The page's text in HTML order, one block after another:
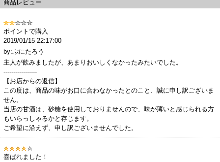
商品レビュー
ポイントで購入
2019/01/15 22:17:00
by:ぷにたろう
主人が飲みましたが、あまりおいしくなかったみたいでした。
-----------------
【お店からの返信】
この度は、商品の味がお口に合わなかったとのこと、誠に申し訳ございま
せん。
当店の甘酒は、砂糖を使用しておりませんので、味が薄いと感じられる方
もいらっしゃるかと存じます。
ご希望に沿えず、申し訳ございませんでした。
喜ばれました！